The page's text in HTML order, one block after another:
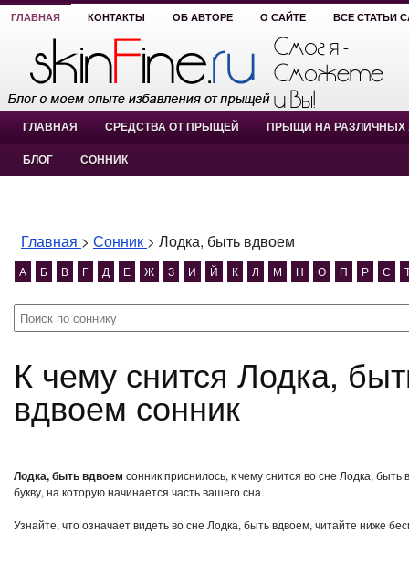
ГЛАВНАЯ КОНТАКТЫ ОБ АВТОРЕ О САЙТЕ ВСЕ СТАТЬИ
ГЛАВНАЯ СРЕДСТВА ОТ ПРЫЩЕЙ ПРЫЩИ НА РАЗЛИЧНЫХ
БЛОГ СОННИК
Главная > Сонник > Лодка, быть вдвоем
А Б В Г Д Е Ж З И Й К Л М Н О П Р С
К чему снится Лодка, быть вдвоем? Лодка, быть
вдвоем сонник
Лодка, быть вдвоем сонник приснилось, к чему снится во сне Лодка,
букву, на которую начинается часть вашего сна.
Узнайте, что означает видеть во сне Лодка, быть вдвоем, читайте ниже